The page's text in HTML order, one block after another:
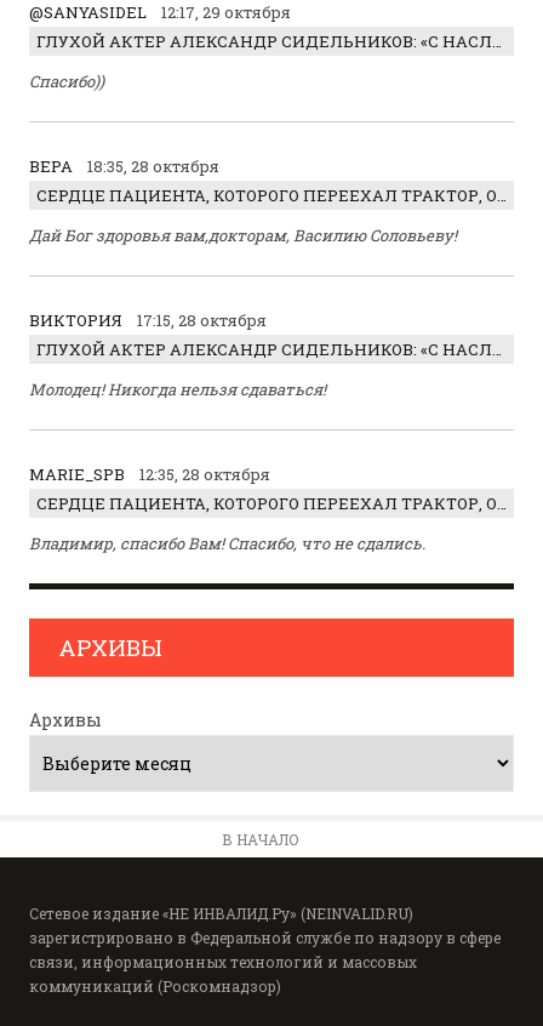
@SANYASIDEL
12:17, 29 октября
ГЛУХОЙ АКТЕР АЛЕКСАНДР СИДЕЛЬНИКОВ: «С НАСЛАЖДЕНИЕМ ИГРАЛ ОТРИЦАТЕЛЬНОГО ГЕРОЯ!»
Спасибо))
ВЕРА
18:35, 28 октября
СЕРДЦЕ ПАЦИЕНТА, КОТОРОГО ПЕРЕЕХАЛ ТРАКТОР, ОБНАРУЖИЛИ… В ЖИВОТЕ
Дай Бог здоровья вам,докторам, Василию Соловьеву!
ВИКТОРИЯ
17:15, 28 октября
ГЛУХОЙ АКТЕР АЛЕКСАНДР СИДЕЛЬНИКОВ: «С НАСЛАЖДЕНИЕМ ИГРАЛ ОТРИЦАТЕЛЬНОГО ГЕРОЯ!»
Молодец! Никогда нельзя сдаваться!
MARIE_SPB
12:35, 28 октября
СЕРДЦЕ ПАЦИЕНТА, КОТОРОГО ПЕРЕЕХАЛ ТРАКТОР, ОБНАРУЖИЛИ… В ЖИВОТЕ
Владимир, спасибо Вам! Спасибо, что не сдались.
АРХИВЫ
Архивы
В НАЧАЛО
Сетевое издание «НЕ ИНВАЛИД.Ру» (NEINVALID.RU)
зарегистрировано в Федеральной службе по надзору в сфере
связи, информационных технологий и массовых
коммуникаций (Роскомнадзор)